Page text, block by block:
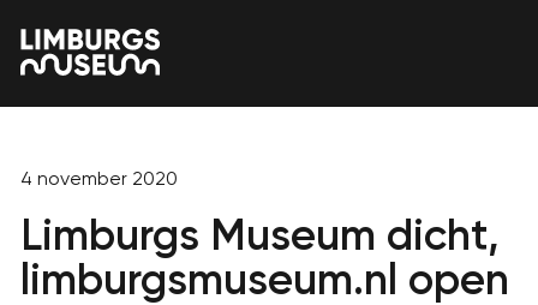
4 november 2020
Limburgs Museum dicht,
limburgsmuseum.nl open